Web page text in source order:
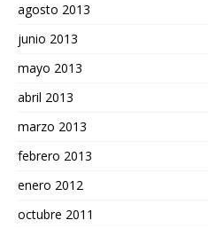
agosto 2013
junio 2013
mayo 2013
abril 2013
marzo 2013
febrero 2013
enero 2012
octubre 2011